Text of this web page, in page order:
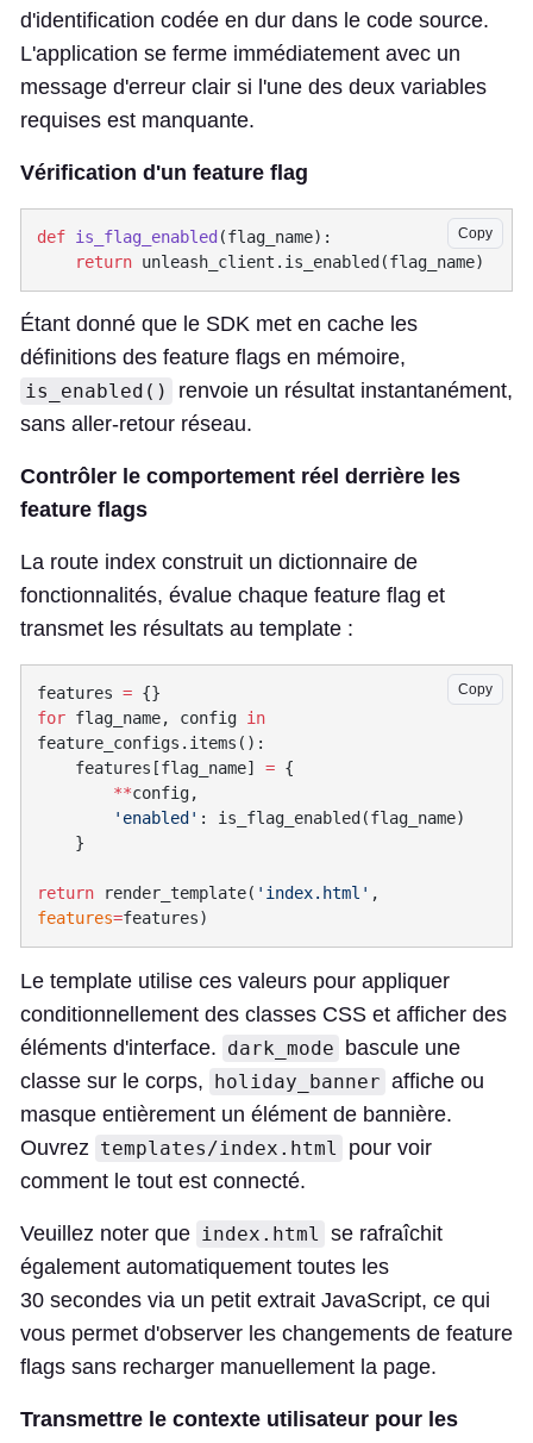
d'identification codée en dur dans le code source.
L'application se ferme immédiatement avec un
message d'erreur clair si l'une des deux variables
requises est manquante.
Vérification d'un feature flag
Copy
def is_flag_enabled
    return
Étant donné que le SDK met en cache les
définitions des feature flags en mémoire,
is_enabled()
renvoie un résultat instantanément,
sans aller-retour réseau.
Contrôler le comportement réel derrière les
feature flags
La route index construit un dictionnaire de
fonctionnalités, évalue chaque feature flag et
transmet les résultats au template :
Copy
features =
for flag_name, config in
    features[flag_name]
=
        **
        'enabled'
return render_template( 'index.html'
features=
Le template utilise ces valeurs pour appliquer
conditionnellement des classes CSS et afficher des
éléments d'interface. dark_mode bascule une
classe sur le corps, holiday_banner affiche ou
masque entièrement un élément de bannière.
Ouvrez templates/index.html
pour voir
comment le tout est connecté.
Veuillez noter que index.html
se rafraîchit
également automatiquement toutes les
30 secondes via un petit extrait JavaScript, ce qui
vous permet d'observer les changements de feature
flags sans recharger manuellement la page.
Transmettre le contexte utilisateur pour les